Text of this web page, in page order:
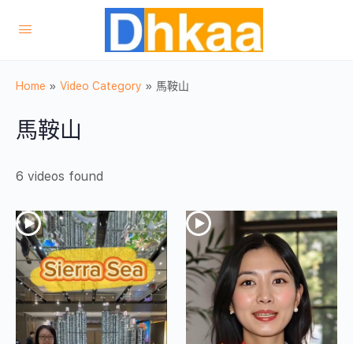
Home » Video Category » 馬鞍山
馬鞍山
6 videos found